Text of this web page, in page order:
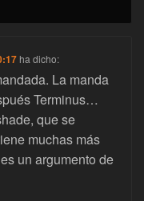
ha dicho:
La manda
Terminus…
que se
muchas más
un argumento de